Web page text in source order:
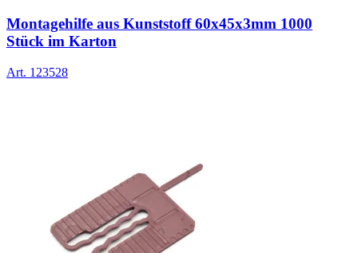
Montagehilfe aus Kunststoff 60x45x3mm 1000
Stück im Karton
Art. 123528